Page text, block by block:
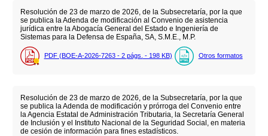
Resolución de 23 de marzo de 2026, de la Subsecretaría, por la que
se publica la Adenda de modificación al Convenio de asistencia
jurídica entre la Abogacía General del Estado e Ingeniería de
Sistemas para la Defensa de España, SA, S.M.E., M.P.
PDF (BOE-A-2026-7263 - 2 págs. - 198 KB) Otros formatos
Resolución de 23 de marzo de 2026, de la Subsecretaría, por la que
se publica la Adenda de modificación y prórroga del Convenio entre
la Agencia Estatal de Administración Tributaria, la Secretaría General
de Inclusión y el Instituto Nacional de la Seguridad Social, en materia
de cesión de información para fines estadísticos.